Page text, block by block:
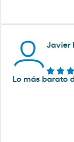
Javier
Lo más barato